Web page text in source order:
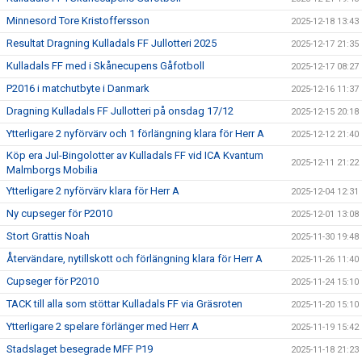
Minnesord Tore Kristoffersson 2025-12-18 13:43
Resultat Dragning Kulladals FF Jullotteri 2025 2025-12-17 21:35
Kulladals FF med i Skånecupens Gåfotboll 2025-12-17 08:27
P2016 i matchutbyte i Danmark 2025-12-16 11:37
Dragning Kulladals FF Jullotteri på onsdag 17/12 2025-12-15 20:18
Ytterligare 2 nyförvärv och 1 förlängning klara för Herr A 2025-12-12 21:40
Köp era Jul-Bingolotter av Kulladals FF vid ICA Kvantum
Malmborgs Mobilia
2025-12-11 21:22
Ytterligare 2 nyförvärv klara för Herr A 2025-12-04 12:31
Ny cupseger för P2010 2025-12-01 13:08
Stort Grattis Noah 2025-11-30 19:48
Återvändare, nytillskott och förlängning klara för Herr A 2025-11-26 11:40
Cupseger för P2010 2025-11-24 15:10
TACK till alla som stöttar Kulladals FF via Gräsroten 2025-11-20 15:10
Ytterligare 2 spelare förlänger med Herr A 2025-11-19 15:42
Stadslaget besegrade MFF P19 2025-11-18 21:23